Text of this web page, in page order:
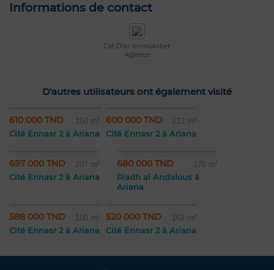
Informations de contact
Clé D'or immobilier
Agence
D'autres utilisateurs ont également visité
610 000 TND 150 m²
Cité Ennasr 2 à Ariana
600 000 TND 212 m²
Cité Ennasr 2 à Ariana
697 000 TND 207 m²
Cité Ennasr 2 à Ariana
680 000 TND 176 m²
Riadh al Andalous à
Ariana
588 000 TND 150 m²
Cité Ennasr 2 à Ariana
520 000 TND 162 m²
Cité Ennasr 2 à Ariana